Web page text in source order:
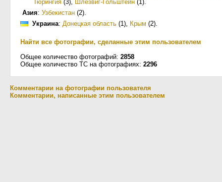
Тюрингия (3), Шлезвиг-Гольштейн (1).
Азия: Узбекистан (2).
Украина: Донецкая область (1), Крым (2).
Найти все фотографии, сделанные этим пользователем
Общее количество фотографий: 2858
Общее количество ТС на фотографиях: 2296
Комментарии на фотографии пользователя
Комментарии, написанные этим пользователем